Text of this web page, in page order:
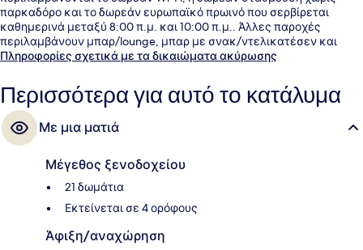
παρκαδόρο και το δωρεάν ευρωπαϊκό πρωινό που σερβίρεται
καθημερινά μεταξύ 8:00 π.μ. και 10:00 π.μ.. Άλλες παροχές
περιλαμβάνουν μπαρ/lounge, μπαρ με σνακ/ντελικατέσεν και
βεράντα.
Πληροφορίες σχετικά με τα δικαιώματα ακύρωσης
Περισσότερα για αυτό το κατάλυμα
Με μια ματιά
Μέγεθος ξενοδοχείου
21 δωμάτια
Εκτείνεται σε 4 ορόφους
Άφιξη/αναχώρηση